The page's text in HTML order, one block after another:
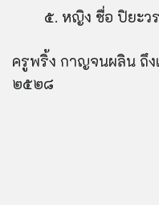
๕. หญิง ชื่อ ปิยะ
ครูพริ้ง กาญจนผลิน ถึ
๒๕๒๘